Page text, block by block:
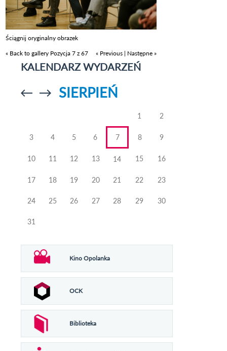
Ściągnij oryginalny obrazek
« Back to gallery Pozycja 7 z 67 « Previous | Następne »
KALENDARZ WYDARZEŃ
Przejdź doPrzejdź do
SIERPIEŃ
1 2
3 4 5 6 7 8 9
10 11 12 13 14 15 16
17 18 19 20 21 22 23
24 25 26 27 28 29 30
31
Kino Opolanka
OCK
Biblioteka